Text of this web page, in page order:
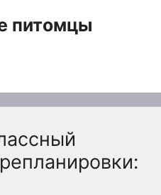
питомцы